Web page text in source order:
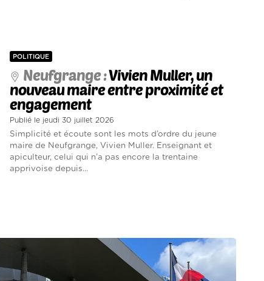
POLITIQUE
Neufgrange :Vivien Muller, un
nouveau maire entre proximité et
engagement
Publié le jeudi 30 juillet 2026
Simplicité et écoute sont les mots d’ordre du jeune
maire de Neufgrange, Vivien Muller. Enseignant et
apiculteur, celui qui n’a pas encore la trentaine
apprivoise depuis...